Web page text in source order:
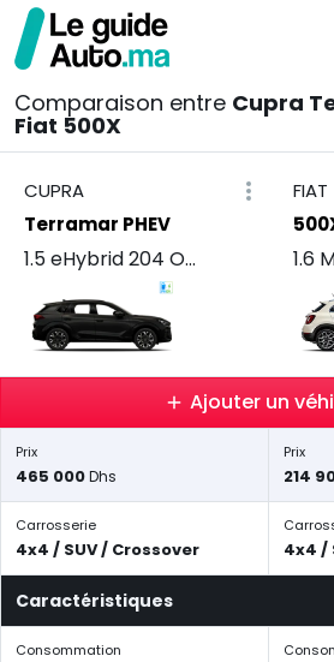
Comparaison entre Cupra
Fiat 500X
CUPRA
Terramar PHEV
1.5 eHybrid 204 Ocean
FIAT
Ajouter un
Prix
465 000Dhs
Prix
214
Carrosserie
4x4 / SUV / Crossover 4x4 /
Caractéristiques
Consommation